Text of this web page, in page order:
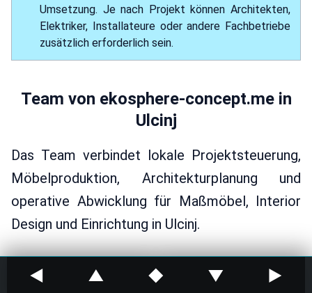
Umsetzung. Je nach Projekt können Architekten,
Elektriker, Installateure oder andere Fachbetriebe
zusätzlich erforderlich sein.
Team von ekosphere-concept.me in
Ulcinj
Das Team verbindet lokale Projektsteuerung,
Möbelproduktion, Architekturplanung und
operative Abwicklung für Maßmöbel, Interior
Design und Einrichtung in Ulcinj.
◀ ▲ ◆ ▼ ▶